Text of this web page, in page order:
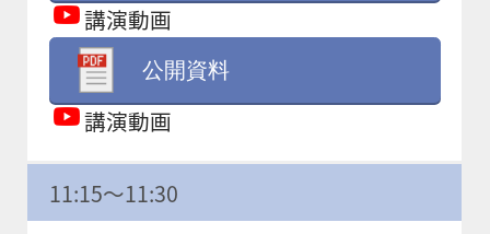
講演動画
公開資料
講演動画
11:15～11:30